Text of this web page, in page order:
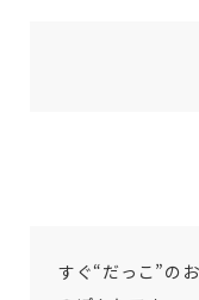
すぐ“だっこ”の